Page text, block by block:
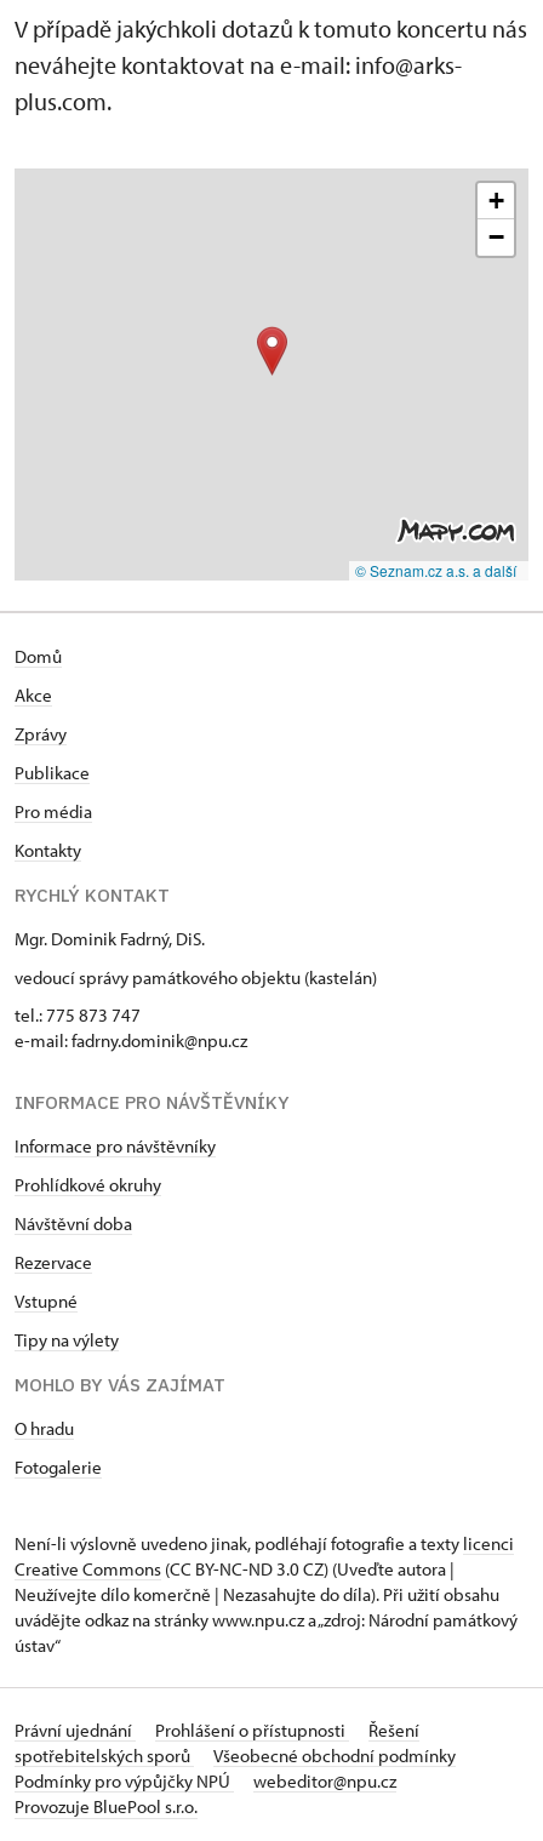
V případě jakýchkoli dotazů k tomuto koncertu nás
neváhejte kontaktovat na e-mail: info@arks-
plus.com.
+
−
© Seznam.cz a.s. a další
Domů
Akce
Zprávy
Publikace
Pro média
Kontakty
RYCHLÝ KONTAKT
Mgr. Dominik Fadrný, DiS.
vedoucí správy památkového objektu (kastelán)
tel.: 775 873 747
e-mail: fadrny.dominik@npu.cz
INFORMACE PRO NÁVŠTĚVNÍKY
Informace pro návštěvníky
Prohlídkové okruhy
Návštěvní doba
Rezervace
Vstupné
Tipy na výlety
MOHLO BY VÁS ZAJÍMAT
O hradu
Fotogalerie
Není-li výslovně uvedeno jinak, podléhají fotografie a texty licenci
Creative Commons (CC BY-NC-ND 3.0 CZ) (Uveďte autora |
Neužívejte dílo komerčně | Nezasahujte do díla). Při užití obsahu
uvádějte odkaz na stránky www.npu.cz a „zdroj: Národní památkový
ústav“
Právní ujednání Prohlášení o přístupnosti
Řešení
spotřebitelských sporů
Všeobecné obchodní podmínky
Podmínky pro výpůjčky NPÚ
webeditor@npu.cz
Provozuje BluePool s.r.o.